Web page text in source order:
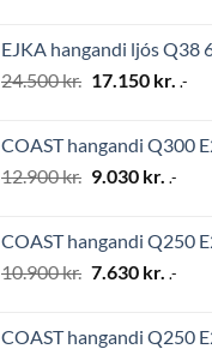
2.794 kr..1.956
EJKA hangandi ljós Q38
24.500kr. Original
24.500 kr..
17.150 kr. .-
COAST hangandi Q300
12.900kr. Original
12.900 kr..
9.030 kr.
9.030
.-
COAST hangandi Q250
10.900kr. Original
7.630 kr. .-
COAST hangandi Q250